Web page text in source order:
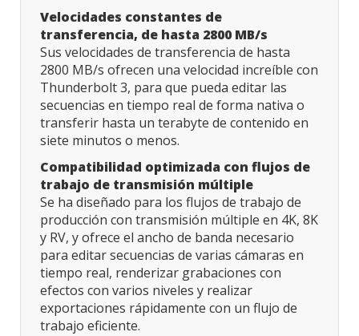
Velocidades constantes de
transferencia, de hasta 2800 MB/s
Sus velocidades de transferencia de hasta
2800 MB/s ofrecen una velocidad increíble con
Thunderbolt 3, para que pueda editar las
secuencias en tiempo real de forma nativa o
transferir hasta un terabyte de contenido en
siete minutos o menos.
Compatibilidad optimizada con flujos de
trabajo de transmisión múltiple
Se ha diseñado para los flujos de trabajo de
producción con transmisión múltiple en 4K, 8K
y RV, y ofrece el ancho de banda necesario
para editar secuencias de varias cámaras en
tiempo real, renderizar grabaciones con
efectos con varios niveles y realizar
exportaciones rápidamente con un flujo de
trabajo eficiente.